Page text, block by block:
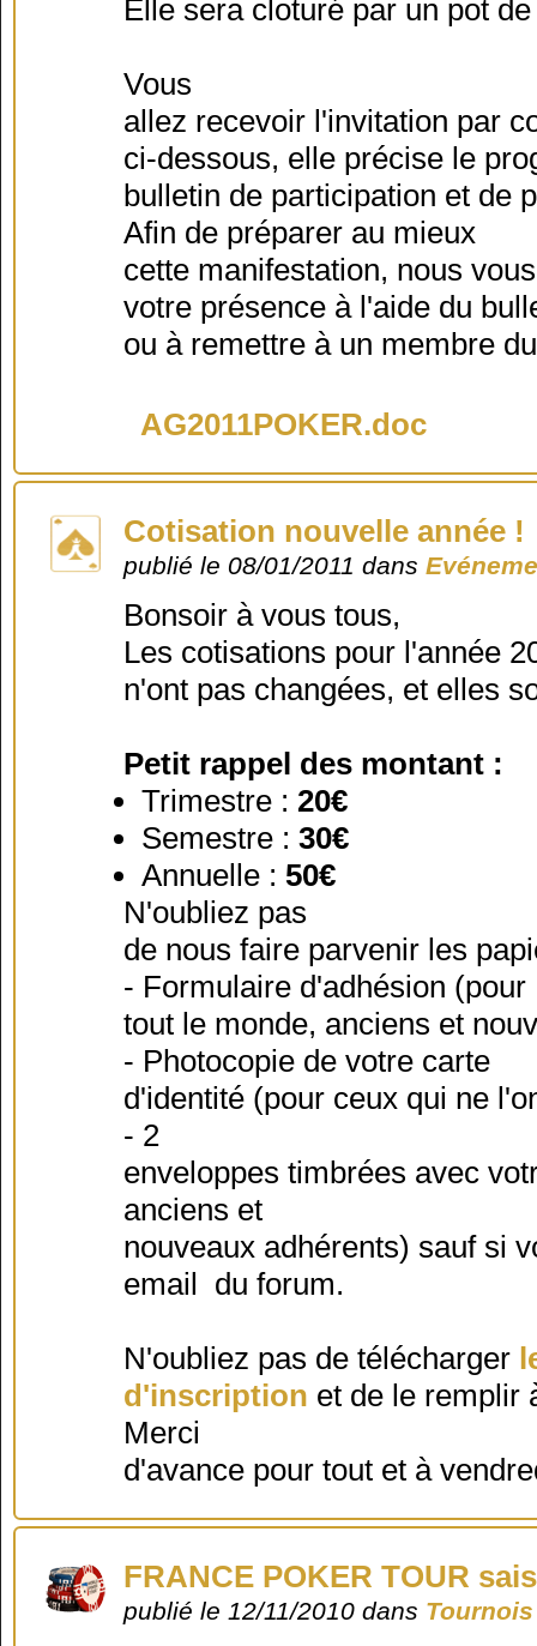
Elle sera cloturé par un pot
Vous
allez recevoir l'invitation par
ci-dessous, elle précise le
bulletin de participation et de
Afin de préparer au mieux
cette manifestation, nous
votre présence à l'aide du
ou à remettre à un membre
AG2011POKER.doc
Cotisation nouvelle année !
publié le 08/01/2011 dans
Bonsoir à vous tous,
Les cotisations pour l'année
n'ont pas changées, et elles
Petit rappel des montant :
Trimestre :20€
Semestre :30€
Annuelle : 50€
N'oubliez pas
de nous faire parvenir les
- Formulaire d'adhésion (pour
tout le monde, anciens et
- Photocopie de votre carte
d'identité (pour ceux qui ne
- 2
enveloppes timbrées avec
anciens et
nouveaux adhérents) sauf si
email du forum.
N'oubliez pas de télécharger
d'inscription et de le remplir
Merci
d'avance pour tout et à
FRANCE POKER TOUR
publié le 12/11/2010 dans